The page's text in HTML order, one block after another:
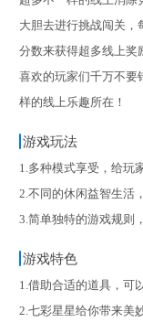
大胆去进行挑战闯关，
分数来获得超多线上奖
喜欢的玩家们千万不要
样的线上乐趣所在！
游戏玩法
1.多种模式享受，给玩
2.不同的休闲益智生活
3.简单独特的游戏规则
游戏特色
1.借助合适的道具，可
2.七彩星星给你带来美